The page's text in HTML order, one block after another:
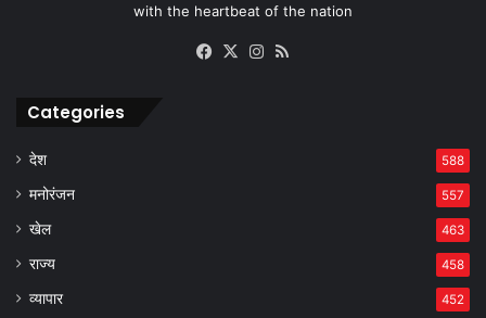
with the heartbeat of the nation
Facebook
X Instagram
Categories
देश 588
मनोरंजन 557
खेल 463
राज्य 458
व्यापार 452